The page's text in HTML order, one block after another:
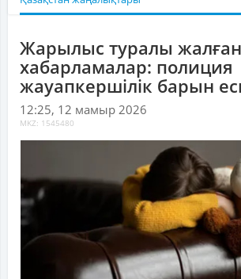
Жарылыс туралы жалған
хабарламалар: полиция
жауапкершілік барын
12:25, 12 мамыр 2026
MKZ: 1545480